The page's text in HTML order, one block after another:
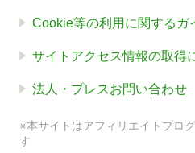
Cookie等の利用に関するガ
サイトアクセス情報の取得
法人・プレスお問い合わせ
※本サイトはアフィリエイトプロ
す